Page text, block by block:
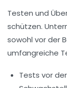
Testen und
schützen.
sowohl vor der
umfangreiche
Tests vor